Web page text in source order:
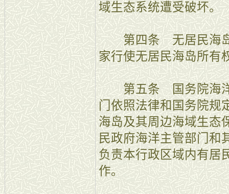
域生态系统遭受破坏。
第四条 无居民海岛
家行使无居民海岛所有
第五条 国务院海洋
门依照法律和国务院规
海岛及其周边海域生态
民政府海洋主管部门和
负责本行政区域内有居
作。